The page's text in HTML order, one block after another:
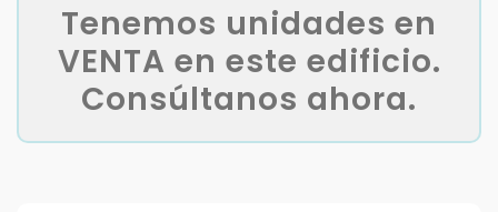
Tenemos unidades en
VENTA en este edificio.
Consúltanos ahora.